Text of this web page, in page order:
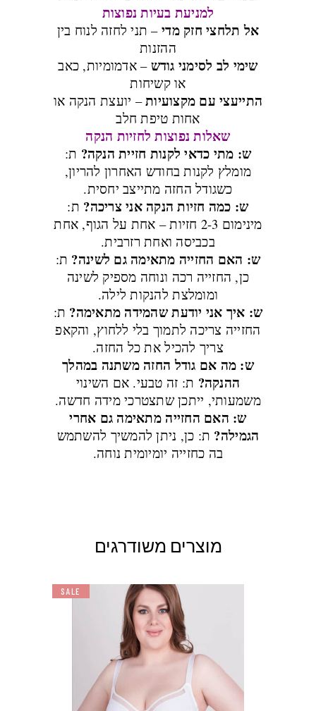
למניעת בעיות נפוצות
אל תלחצי חזק מדי– תני לחזה לנוח בין
ההזנות
שימי לב לסימני גודש – אדמומיות, כאב
או קשיחות
התייעצי עם מקצועיות– יועצת הנקה או
אחות טיפת חלב
שאלות נפוצות לחזיות הנקה
ש: מתי כדאי לקנות חזיית הנקה? ת:
מומלץ לקנות בחודש האחרון להריון,
כשגודל החזה מתייצב יחסית.
ש: כמה חזיות הנקה אני צריכה? ת:
מינימום 2-3 חזיות – אחת על הגוף, אחת
בכביסה ואחת רזרבית.
ש: האם החזייה מתאימה גם לשינה? ת:
כן, החזייה רכה ונוחה מספיק לשינה
ומומלצת להנקות לילה.
ש: איך אני יודעת שהמידה מתאימה? ת:
החזייה צריכה לתמוך בלי ללחוץ, והקאפ
צריך להכיל את כל החזה.
ש: מה אם גודל החזה משתנה במהלך
ההנקה? ת: זה טבעי. אם השינוי
משמעותי, ייתכן שתצטרכי מידה חדשה.
ש: האם החזייה מתאימה גם אחרי
הגמילה? ת: כן, ניתן להמשיך להשתמש
בה כחזייה יומיומית נוחה.
מוצרים משודרגים
SALE